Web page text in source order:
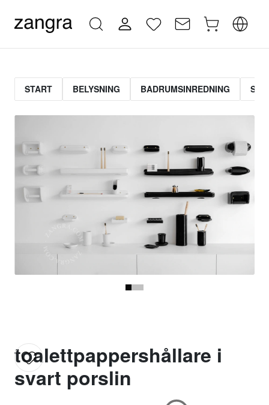
START BELYSNING BADRUMSINREDNING
toalettpappershållare i
svart porslin